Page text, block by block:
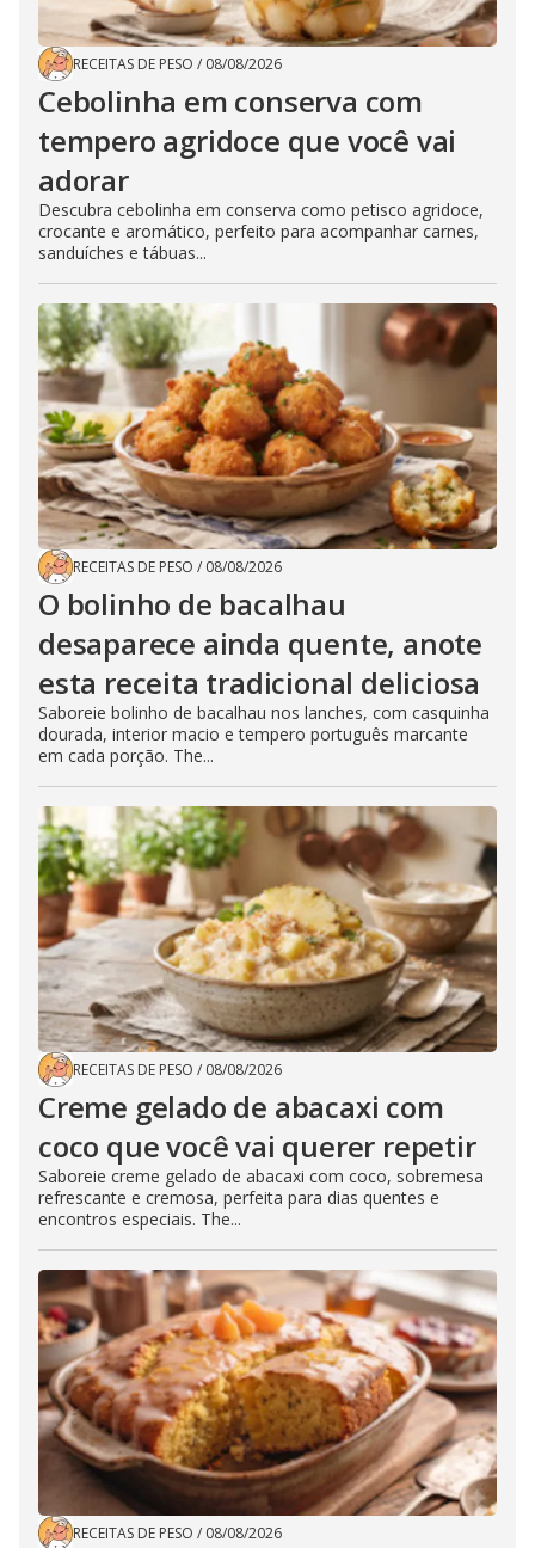
RECEITAS DE PESO / 08/08/2026
Cebolinha em conserva com
tempero agridoce que você vai
adorar
Descubra cebolinha em conserva como petisco agridoce,
crocante e aromático, perfeito para acompanhar carnes,
sanduíches e tábuas...
RECEITAS DE PESO / 08/08/2026
O bolinho de bacalhau
desaparece ainda quente, anote
esta receita tradicional deliciosa
Saboreie bolinho de bacalhau nos lanches, com casquinha
dourada, interior macio e tempero português marcante
em cada porção. The...
RECEITAS DE PESO / 08/08/2026
Creme gelado de abacaxi com
coco que você vai querer repetir
Saboreie creme gelado de abacaxi com coco, sobremesa
refrescante e cremosa, perfeita para dias quentes e
encontros especiais. The...
RECEITAS DE PESO / 08/08/2026